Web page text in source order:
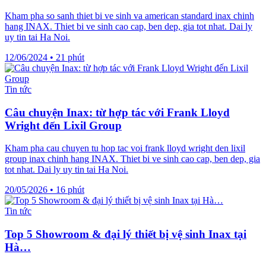
Kham pha so sanh thiet bi ve sinh va american standard inax chinh
hang INAX. Thiet bi ve sinh cao cap, ben dep, gia tot nhat. Dai ly
uy tin tai Ha Noi.
12/06/2024 • 21 phút
Tin tức
Câu chuyện Inax: từ hợp tác với Frank Lloyd
Wright đến Lixil Group
Kham pha cau chuyen tu hop tac voi frank lloyd wright den lixil
group inax chinh hang INAX. Thiet bi ve sinh cao cap, ben dep, gia
tot nhat. Dai ly uy tin tai Ha Noi.
20/05/2026 • 16 phút
Tin tức
Top 5 Showroom & đại lý thiết bị vệ sinh Inax tại
Hà…